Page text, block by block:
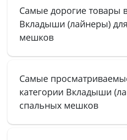
Самые дорогие товары
Вкладыши (лайнеры)
мешков
Самые
категории Вкладыши
спальных мешков